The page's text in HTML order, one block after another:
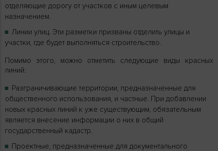
отделяющие дорогу от участков с иным целевым
назначением.
Линии улиц. Эти разметки призваны отделить улицы и
участки, где будет выполняться строительство.
Помимо этого, можно отметить следующие виды красных
линий:
Разграничивающие территории, предназначенные для
общественного использования, и частные. При добавлении
новых красных линий к уже существующим, обязательным
является внесение информации о них в общий
государственный кадастр.
Проектные, предназначенные для документального